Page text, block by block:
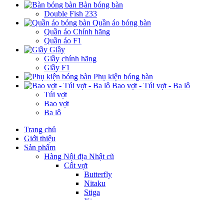
Bàn bóng bàn
Double Fish 233
Quần áo bóng bàn
Quần áo Chính hãng
Quần áo F1
Giầy
Giầy chính hãng
Giầy F1
Phụ kiện bóng bàn
Bao vợt - Túi vợt - Ba lô
Túi vợt
Bao vợt
Ba lô
Trang chủ
Giới thiệu
Sản phẩm
Hàng Nội địa Nhật cũ
Cốt vợt
Butterfly
Nitaku
Stiga